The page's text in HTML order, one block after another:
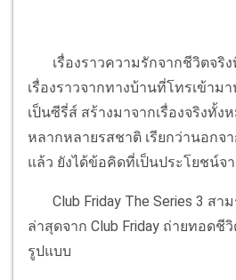
เรื่องราวความรักจากชีวิตจริง
เรื่องราวจากทางบ้านที่โทรเข้าม
เป็นซีรี่ส์ สร้างมาจากเรื่องจริงทั้
หลากหลายรสชาติ เรียกว่านอกจ
แล้ว ยังได้ข้อคิดที่เป็นประโยชน์จ
Club Friday The Series 3 สา
ล่าสุดจาก Club Friday ถ่ายทอดชี
รูปแบบ